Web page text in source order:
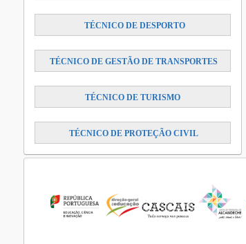
TÉCNICO DE DESPORTO
TÉCNICO DE GESTÃO DE TRANSPORTES
TÉCNICO DE TURISMO
TÉCNICO DE PROTEÇÃO CIVIL